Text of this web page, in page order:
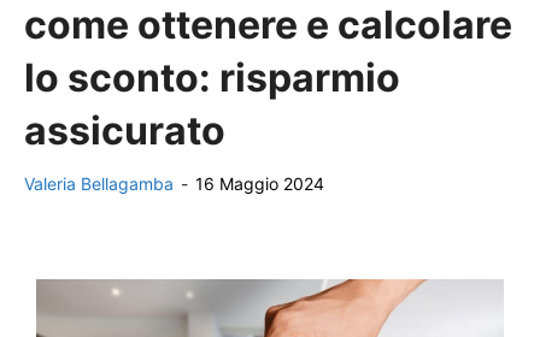
come ottenere e calcolare
lo sconto: risparmio
assicurato
Valeria Bellagamba - 16 Maggio 2024